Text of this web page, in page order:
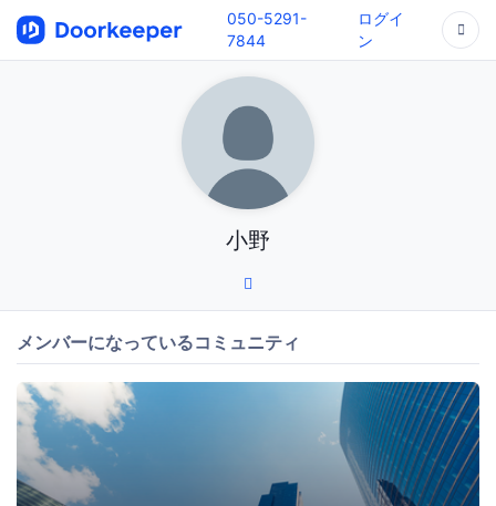
050-5291-
7844
ログイ
ン
小野
メンバーになっているコミュニティ